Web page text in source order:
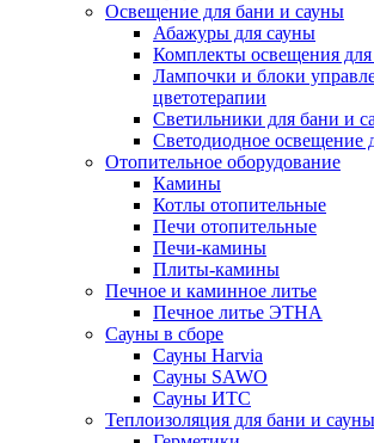
Освещение для бани и сауны
Абажуры для сауны
Комплекты освещения для
Лампочки и блоки
цветотерапии
Светильники для бани и
Светодиодное освещение
Отопительное оборудование
Камины
Котлы отопительные
Печи отопительные
Печи-камины
Плиты-камины
Печное и каминное литье
Печное литье ЭТНА
Сауны в сборе
Cауны Harvia
Сауны SAWO
Сауны ИТС
Теплоизоляция для бани и сауны